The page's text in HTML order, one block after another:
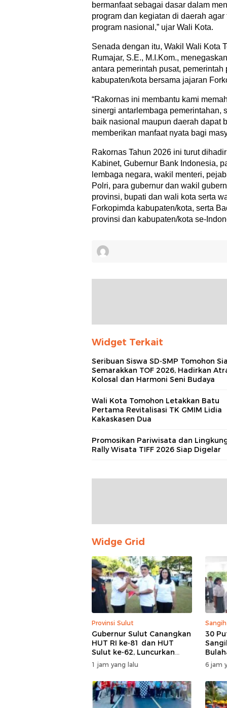
bermanfaat sebagai dasar dalam
program dan kegiatan di daerah
program nasional,” ujar Wali Kota.
Senada dengan itu, Wakil Wali Kota
Rumajar, S.E., M.I.Kom.,
antara pemerintah pusat,
kabupaten/kota bersama jajaran
“Rakornas ini membantu kami
sinergi antarlembaga pemerintahan,
baik nasional maupun daerah dapat
memberikan manfaat nyata bagi
Rakornas Tahun 2026 ini turut
Kabinet, Gubernur Bank Indonesia,
lembaga negara, wakil menteri,
Polri, para gubernur dan wakil
provinsi, bupati dan wali kota serta
Forkopimda kabupaten/kota, serta
provinsi dan kabupaten/kota se-
Widget Terkait
Seribuan Siswa SD-SMP Tomohon
Semarakkan TOF 2026, Hadirkan
Kolosal dan Harmoni Seni Budaya
Wali Kota Tomohon Letakkan Batu
Pertama Revitalisasi TK GMIM Lidia
Kakaskasen Dua
Promosikan Pariwisata dan
Rally Wisata TIFF 2026 Siap Digelar
Widge Grid
Provinsi Sulut
Gubernur Sulut Canangkan
HUT RI ke-81 dan HUT
Sulut ke-62, Luncurkan
Program Keringanan Pajak
dan Penanaman 2.051
Bibit Kelapa
1 jam yang lalu
30
Hari
Tapi
6 jam